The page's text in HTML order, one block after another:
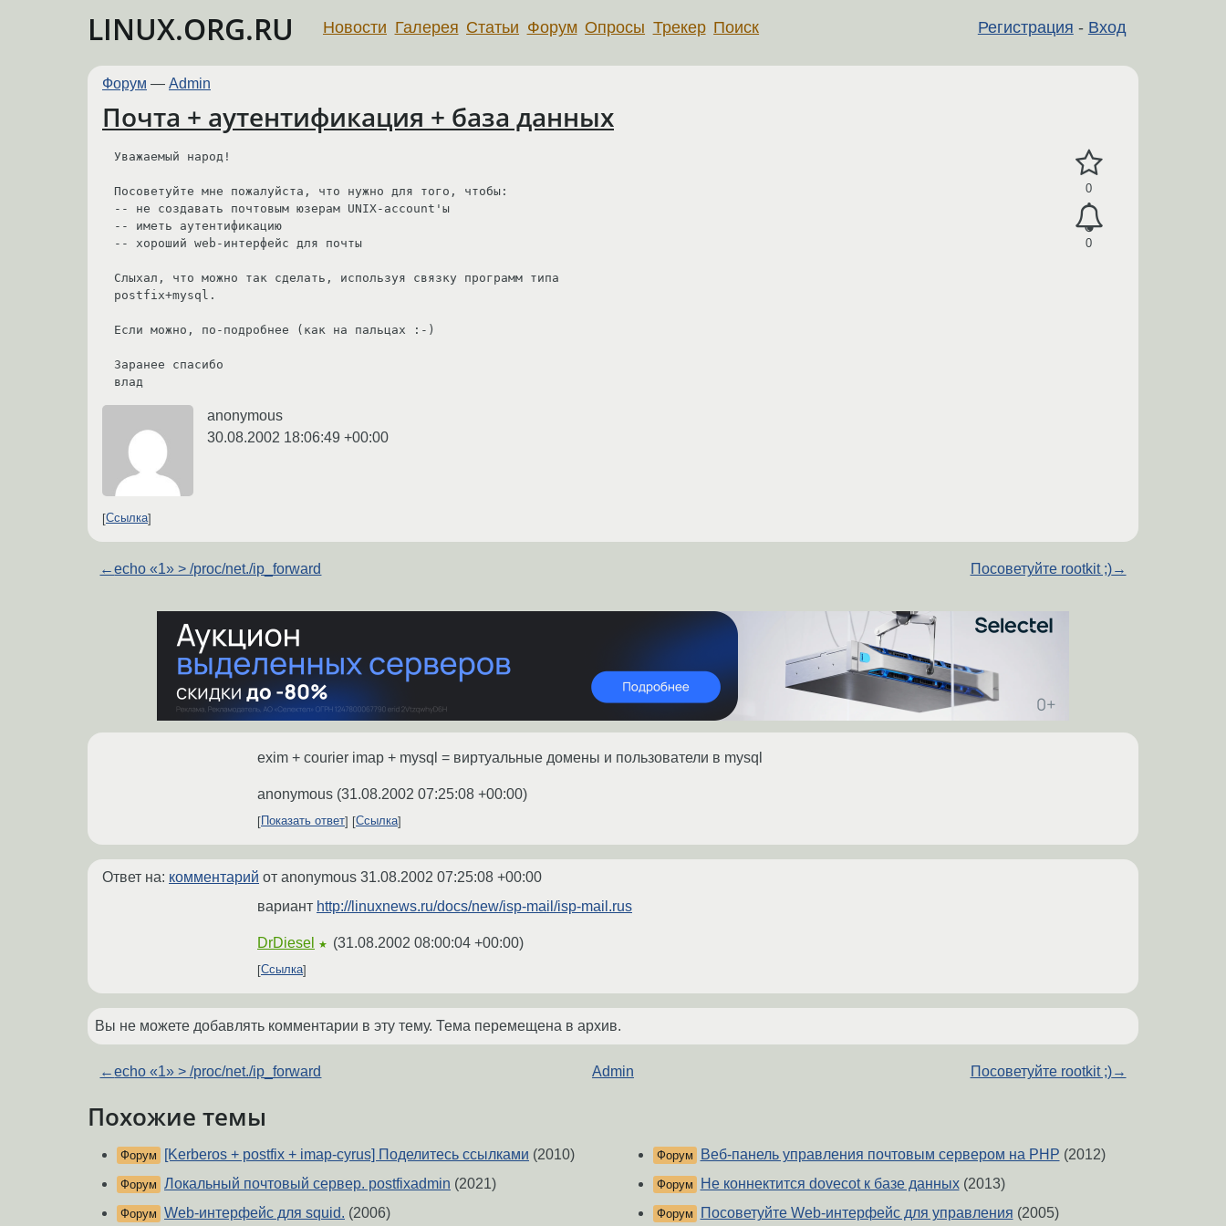
LINUX.ORG.RU Регистрация - Вход
Новости Галерея Статьи Форум Опросы Трекер Поиск
Форум — Admin
Почта + аутентификация + база данных
0
0
Уважаемый народ!
Посоветуйте мне пожалуйста, что нужно для того, чтобы:
-- не создавать почтовым юзерам UNIX-account'ы
-- иметь аутентификацию
-- хороший web-интерфейс для почты
Слыхал, что можно так сделать, используя связку программ типа
postfix+mysql.
Если можно, по-подробнее (как на пальцах :-)
Заранее спасибо
влад
anonymous
30.08.2002 18:06:49 +00:00
Ссылка
←echo «1» > /proc/net./ip_forward Посоветуйте rootkit ;)→
exim + courier imap + mysql = виртуальные домены и пользователи в mysql
anonymous (31.08.2002 07:25:08 +00:00)
Показать ответ Ссылка
Ответ на: комментарий от anonymous 31.08.2002 07:25:08 +00:00
вариант http://linuxnews.ru/docs/new/isp-mail/isp-mail.rus
DrDiesel ★ (31.08.2002 08:00:04 +00:00)
Ссылка
Вы не можете добавлять комментарии в эту тему. Тема перемещена в архив.
←echo «1» > /proc/net./ip_forward Admin Посоветуйте rootkit ;)→
Похожие темы
Форум [Kerberos + postfix + imap-cyrus] Поделитесь ссылками (2010)
Форум Локальный почтовый сервер. postfixadmin (2021)
Форум Web-интерфейс для squid. (2006)
Форум Веб-панель управления почтовым сервером на PHP (2012)
Форум Не коннектится dovecot к базе данных(2013)
Форум Посоветуйте Web-интерфейс для управления (2005)